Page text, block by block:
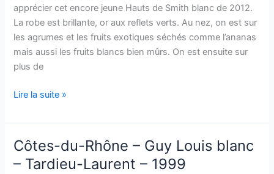
apprécier cet encore jeune Hauts de Smith blanc de 2012.
La robe est brillante, or aux reflets verts. Au nez, on est sur
les agrumes et les fruits exotiques séchés comme l’ananas
mais aussi les fruits blancs bien mûrs. On est ensuite sur
plus de
Pessac-
–
Les
Hauts
de
Lire la suite »
Côtes-du-Rhône – Guy Louis blanc
– Tardieu-Laurent – 1999